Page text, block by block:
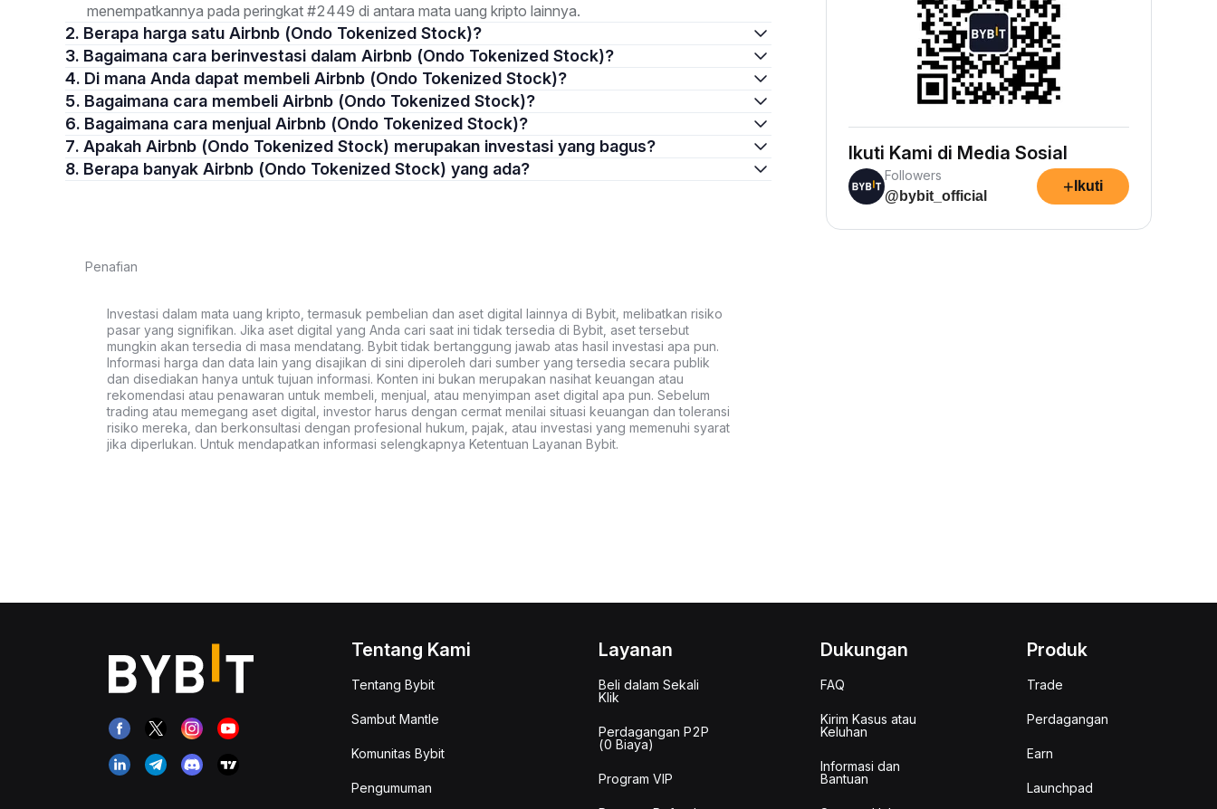
menempatkannya pada peringkat #2449 di antara mata uang kripto lainnya.
2. Berapa harga satu Airbnb (Ondo Tokenized Stock)?
3. Bagaimana cara berinvestasi dalam Airbnb (Ondo Tokenized Stock)?
4. Di mana Anda dapat membeli Airbnb (Ondo Tokenized Stock)?
5. Bagaimana cara membeli Airbnb (Ondo Tokenized Stock)?
6. Bagaimana cara menjual Airbnb (Ondo Tokenized Stock)?
7. Apakah Airbnb (Ondo Tokenized Stock) merupakan investasi yang bagus?
8. Berapa banyak Airbnb (Ondo Tokenized Stock) yang ada?
Penafian
Investasi dalam mata uang kripto, termasuk pembelian dan aset digital lainnya di Bybit, melibatkan risiko
pasar yang signifikan. Jika aset digital yang Anda cari saat ini tidak tersedia di Bybit, aset tersebut
mungkin akan tersedia di masa mendatang. Bybit tidak bertanggung jawab atas hasil investasi apa pun.
Informasi harga dan data lain yang disajikan di sini diperoleh dari sumber yang tersedia secara publik
dan disediakan hanya untuk tujuan informasi. Konten ini bukan merupakan nasihat keuangan atau
rekomendasi atau penawaran untuk membeli, menjual, atau menyimpan aset digital apa pun. Sebelum
trading atau memegang aset digital, investor harus dengan cermat menilai situasi keuangan dan toleransi
risiko mereka, dan berkonsultasi dengan profesional hukum, pajak, atau investasi yang memenuhi syarat
jika diperlukan. Untuk mendapatkan informasi selengkapnya Ketentuan Layanan Bybit.
Ikuti Kami di Media Sosial
Followers
@bybit_official
+ Ikuti
Tentang Kami
Tentang Bybit
Sambut Mantle
Komunitas Bybit
Pengumuman
Layanan
Beli dalam Sekali
Klik
Perdagangan P2P
(0 Biaya)
Program VIP
Dukungan
FAQ
Kirim Kasus atau
Keluhan
Informasi dan
Bantuan
Produk
Trade
Perdagangan
Earn
Launchpad